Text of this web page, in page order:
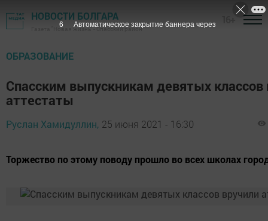
НОВОСТИ БОЛГАРА
Газета "Новая жизнь" - Спасский район
ОБРАЗОВАНИЕ
Спасским выпускникам девятых классов
аттестаты
Руслан Хамидуллин, 25 июня 2021 - 16:30
Торжество по этому поводу прошло во всех школах
4 Автоматическое закрытие баннера через